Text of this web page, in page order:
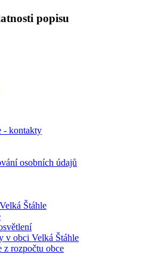
popisu
- kontakty
osobních údajů
Štáhle
v obci Velká Štáhle
z rozpočtu obce